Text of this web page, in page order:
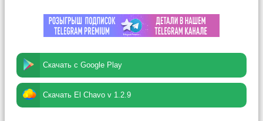
Скачать с Google Play
Скачать El Chavo v 1.2.9